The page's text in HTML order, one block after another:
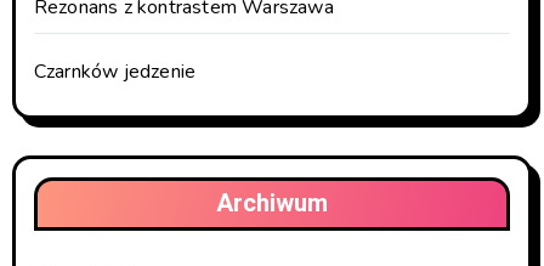
Rezonans z kontrastem Warszawa
Czarnków jedzenie
Archiwum